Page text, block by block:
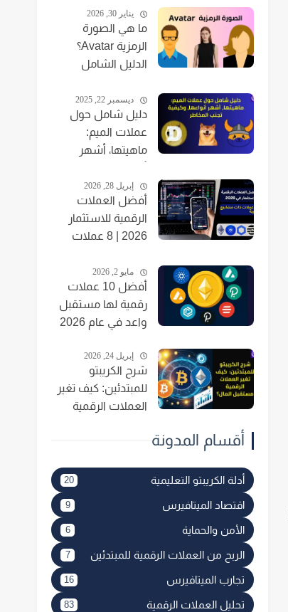
يناير 30, 2026
ما هي الصورة
الرمزية Avatar؟
الدليل الشامل
ديسمبر 22, 2025
دليل شامل حول
عملات الميم:
ماهيتها، أشهر
تجنب المخاطر
إبريل 28, 2026
أفضل العملات
الرقمية للاستثمار
2026 | 8 عملات
مايو 2, 2026
أفضل 10 عملات
رقمية لها مستقبل
واعد في عام 2026
إبريل 24, 2026
شرح الكريبتو
للمبتدئين: كيف تغير
العملات الرقمية
أقسام المدونة
أدلة الكريبتو التعليمية 20
اقتصاد الميتافيرس 9
الأمن والحماية 6
الربح من العملات الرقمية للمبتدئين 7
تجارب الميتافيرس 16
تحليل العملات الرقمية 83